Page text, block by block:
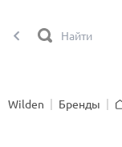
Wilden
Бренды